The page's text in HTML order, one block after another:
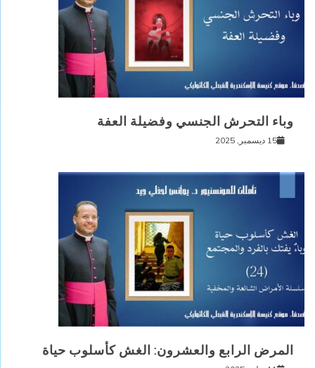
وباء التحرش الجنسي وفضيلة العفة
15 ديسمبر, 2025
المرض الرابع والعشرون: الغش كأسلوب حياة